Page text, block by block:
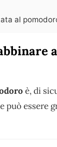
al
è, di
può essere